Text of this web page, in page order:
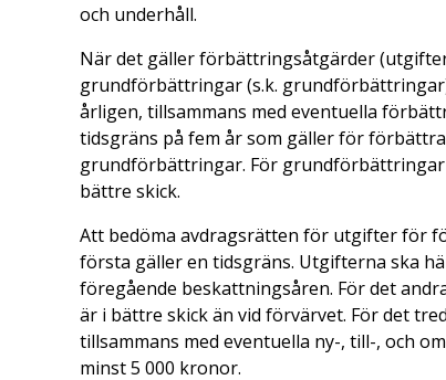
och underhåll.
När det gäller förbättringsåtgärder
grundförbättringar (s.k.
årligen, tillsammans med eventuella
tidsgräns på fem år som gäller för
grundförbättringar. För
bättre skick.
Att bedöma avdragsrätten för utgifter för
första gäller en tidsgräns. Utgifterna ska
föregående beskattningsåren. För det
är i bättre skick än vid förvärvet. För det
tillsammans med eventuella ny-, till-, och
minst 5 000 kronor.